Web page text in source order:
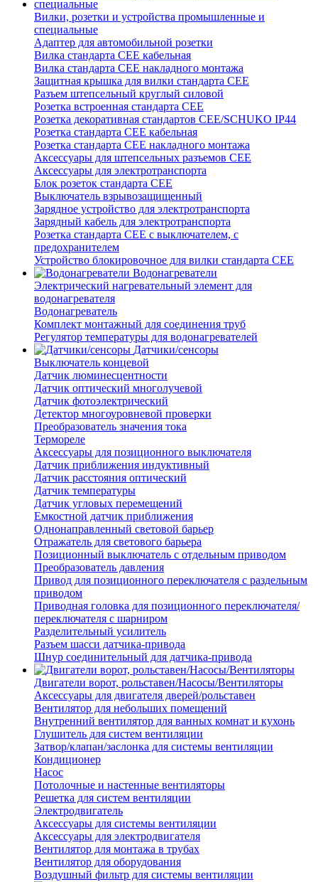
Вилки, розетки и устройства промышленные и
специальные
Адаптер для автомобильной розетки
Вилка стандарта CEE кабельная
Вилка стандарта CEE накладного монтажа
Защитная крышка для вилки стандарта CEE
Разъем штепсельный круглый силовой
Розетка встроенная стандарта CEE
Розетка декоративная стандартов CEE/SCHUKO IP44
Розетка стандарта СЕЕ кабельная
Розетка стандарта СЕЕ накладного монтажа
Аксессуары для штепсельных разъемов CEE
Аксессуары для электротранспорта
Блок розеток стандарта CEE
Выключатель взрывозащищенный
Зарядное устройство для электротранспорта
Зарядный кабель для электротранспорта
Розетка стандарта СЕЕ с выключателем, с
предохранителем
Устройство блокировочное для вилки стандарта CEE
Водонагреватели
Электрический нагревательный элемент для
водонагревателя
Водонагреватель
Комплект монтажный для соединения труб
Регулятор температуры для водонагревателей
Датчики/сенсоры
Выключатель концевой
Датчик люминесцентности
Датчик оптический многолучевой
Датчик фотоэлектрический
Детектор многоуровневой проверки
Преобразователь значения тока
Термореле
Аксессуары для позиционного выключателя
Датчик приближения индуктивный
Датчик расстояния оптический
Датчик температуры
Датчик угловых перемещений
Емкостной датчик приближения
Однонаправленный световой барьер
Отражатель для светового барьера
Позиционный выключатель с отдельным приводом
Преобразователь давления
Привод для позиционного переключателя с раздельным
приводом
Приводная головка для позиционного переключателя/
переключателя с шарниром
Разделительный усилитель
Разъем шасси датчика-привода
Шнур соединительный для датчика-привода
Двигатели ворот, рольставен/Насосы/Вентиляторы
Аксессуары для двигателя дверей/рольставен
Вентилятор для небольших помещений
Внутренний вентилятор для ванных комнат и кухонь
Глушитель для систем вентиляции
Затвор/клапан/заслонка для системы вентиляции
Кондиционер
Насос
Потолочные и настенные вентиляторы
Решетка для систем вентиляции
Электродвигатель
Аксессуары для системы вентиляции
Аксессуары для электродвигателя
Вентилятор для монтажа в трубах
Вентилятор для оборудования
Воздушный фильтр для системы вентиляции